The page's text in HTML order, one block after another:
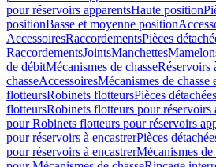
pour réservoirs apparentsHaute position
positionBasse et moyenne position
AccessoiresRaccordementsPièces
RaccordementsJointsManchettes
de débitMécanismes de chasseRéservoirs
chasseAccessoiresMécanismes de chasse
flotteursRobinets flotteursPièces
flotteursRobinets flotteurs pour réservoirs
pour Robinets flotteurs pour réservoirs
pour réservoirs à encastrerPièces
pour réservoirs à encastrerMécanismes de